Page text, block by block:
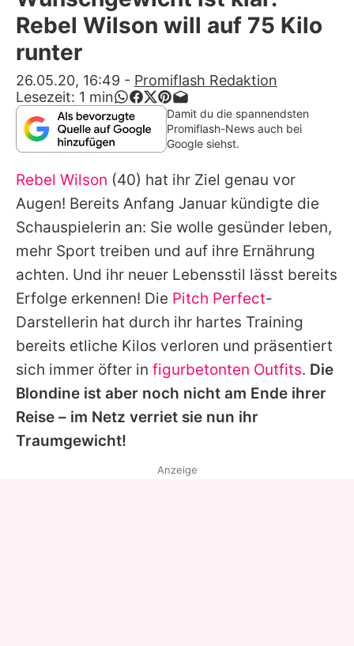
Alle Themen auf Promiflash
App runterladen
Team
Redaktionelle Richtlinien
Impressum
Datenschutzerklärung
Nutzungsbedingungen
Utiq verwalten
Rebel Wilson will auf 75 Kilo
runter
26.05.20, 16:49 - Promiflash Redaktion
Lesezeit: 1 min
Damit du die spannendsten
Promiflash-News auch bei
Google siehst.
Rebel Wilson (40) hat ihr Ziel genau vor
Augen! Bereits Anfang Januar kündigte die
Schauspielerin an: Sie wolle gesünder leben,
mehr Sport treiben und auf ihre Ernährung
achten. Und ihr neuer Lebensstil lässt bereits
Erfolge erkennen! Die Pitch Perfect-
Darstellerin hat durch ihr hartes Training
bereits etliche Kilos verloren und präsentiert
sich immer öfter in figurbetonten Outfits. Die
Blondine ist aber noch nicht am Ende ihrer
Reise – im Netz verriet sie nun ihr
Traumgewicht!
Anzeige